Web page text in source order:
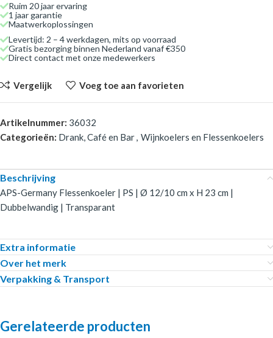
Ruim 20 jaar ervaring
1 jaar garantie
Maatwerkoplossingen
Levertijd: 2 – 4 werkdagen, mits op voorraad
Gratis bezorging binnen Nederland vanaf €350
Direct contact met onze medewerkers
Vergelijk Voeg toe aan favorieten
Artikelnummer: 36032
Categorieën: Drank, Café en Bar, Wijnkoelers en Flessenkoelers
Beschrijving
APS-Germany Flessenkoeler | PS | Ø 12/10 cm x H 23 cm |
Dubbelwandig | Transparant
Extra informatie
Over het merk
Verpakking & Transport
Gerelateerde producten